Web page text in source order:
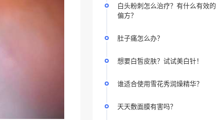
白头粉刺怎么治疗？有什么有效的
偏方？
肚子痛怎么办？
想要白皙皮肤？试试美白针！
谁适合使用雪花秀润燥精华？
天天敷面膜有害吗？